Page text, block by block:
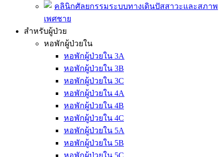
คลินิกศัลยกรรมระบบทางเดินปัสสาวะและสภาพ
เพศชาย
สำหรับผู้ป่วย
หอพักผู้ป่วยใน
หอพักผู้ป่วยใน 3A
หอพักผู้ป่วยใน 3B
หอพักผู้ป่วยใน 3C
หอพักผู้ป่วยใน 4A
หอพักผู้ป่วยใน 4B
หอพักผู้ป่วยใน 4C
หอพักผู้ป่วยใน 5A
หอพักผู้ป่วยใน 5B
หอพักผู้ป่วยใน 5C